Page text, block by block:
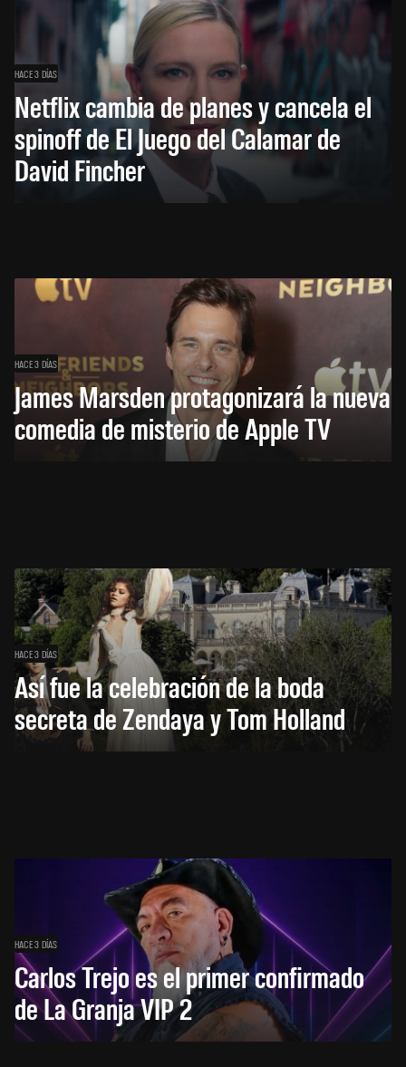
HACE 3 DÍAS
Netflix cambia de planes y cancela el
spinoff de El Juego del Calamar de
David Fincher
HACE 3 DÍAS
James Marsden protagonizará la nueva
comedia de misterio de Apple TV
HACE 3 DÍAS
Así fue la celebración de la boda
secreta de Zendaya y Tom Holland
HACE 3 DÍAS
Carlos Trejo es el primer confirmado
de La Granja VIP 2